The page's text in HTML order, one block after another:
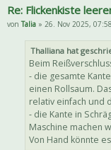
Re: Flickenkiste
von Talia » 26. Nov 2025, 07:58
Thalliana hat
Beim
- die gesamte
einen Rollsaum.
relativ einfach und
- die Kante in
Maschine machen
Von Hand könnte